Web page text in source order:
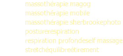
massothérapie magog
massothérapie mobile
massothérapie sherbrookephoto
posturerespiration
respiration profondeself massage
stretchéquilibreétirement